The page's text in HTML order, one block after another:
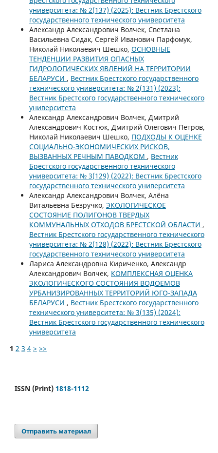
университета: № 2(137) (2025): Вестник Брестского
государственного технического университета
Александр Александрович Волчек, Светлана
Васильевна Сидак, Сергей Иванович Парфомук,
Николай Николаевич Шешко, ОСНОВНЫЕ
ТЕНДЕНЦИИ РАЗВИТИЯ ОПАСНЫХ
ГИДРОЛОГИЧЕСКИХ ЯВЛЕНИЙ НА ТЕРРИТОРИИ
БЕЛАРУСИ , Вестник Брестского государственного
технического университета: № 2(131) (2023):
Вестник Брестского государственного технического
университета
Александр Александрович Волчек, Дмитрий
Александрович Костюк, Дмитрий Олегович Петров,
Николай Николаевич Шешко, ПОДХОДЫ К ОЦЕНКЕ
СОЦИАЛЬНО-ЭКОНОМИЧЕСКИХ РИСКОВ,
ВЫЗВАННЫХ РЕЧНЫМ ПАВОДКОМ , Вестник
Брестского государственного технического
университета: № 3(129) (2022): Вестник Брестского
государственного технического университета
Александр Александрович Волчек, Алёна
Витальевна Безручко, ЭКОЛОГИЧЕСКОЕ
СОСТОЯНИЕ ПОЛИГОНОВ ТВЕРДЫХ
КОММУНАЛЬНЫХ ОТХОДОВ БРЕСТСКОЙ ОБЛАСТИ ,
Вестник Брестского государственного технического
университета: № 2(128) (2022): Вестник Брестского
государственного технического университета
Лариса Александровна Кириченко, Александр
Александрович Волчек, КОМПЛЕКСНАЯ ОЦЕНКА
ЭКОЛОГИЧЕСКОГО СОСТОЯНИЯ ВОДОЕМОВ
УРБАНИЗИРОВАННЫХ ТЕРРИТОРИЙ ЮГО-ЗАПАДА
БЕЛАРУСИ , Вестник Брестского государственного
технического университета: № 3(135) (2024):
Вестник Брестского государственного технического
университета
1 2 3 4 > >>
ISSN (Print) 1818-1112
Отправить материал